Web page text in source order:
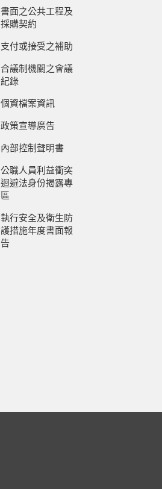
書面之公共工程及
採購契約
支付或接受之補助
合議制機關之會議
紀錄
個資檔案資訊
政策宣導廣告
內部控制聲明書
公職人員利益衝突
迴避法身份揭露專
區
執行安全及衛生防
護措施年度書面報
告